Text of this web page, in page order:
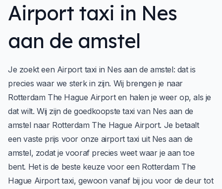
Airport taxi in Nes
aan de amstel
Je zoekt een Airport taxi in Nes aan de amstel: dat is
precies waar we sterk in zijn. Wij brengen je naar
Rotterdam The Hague Airport en halen je weer op, als je
dat wilt. Wij zijn de goedkoopste taxi van Nes aan de
amstel naar Rotterdam The Hague Airport. Je betaalt
een vaste prijs voor onze airport taxi uit Nes aan de
amstel, zodat je vooraf precies weet waar je aan toe
bent. Het is de beste keuze voor een Rotterdam The
Hague Airport taxi, gewoon vanaf bij jou voor de deur tot